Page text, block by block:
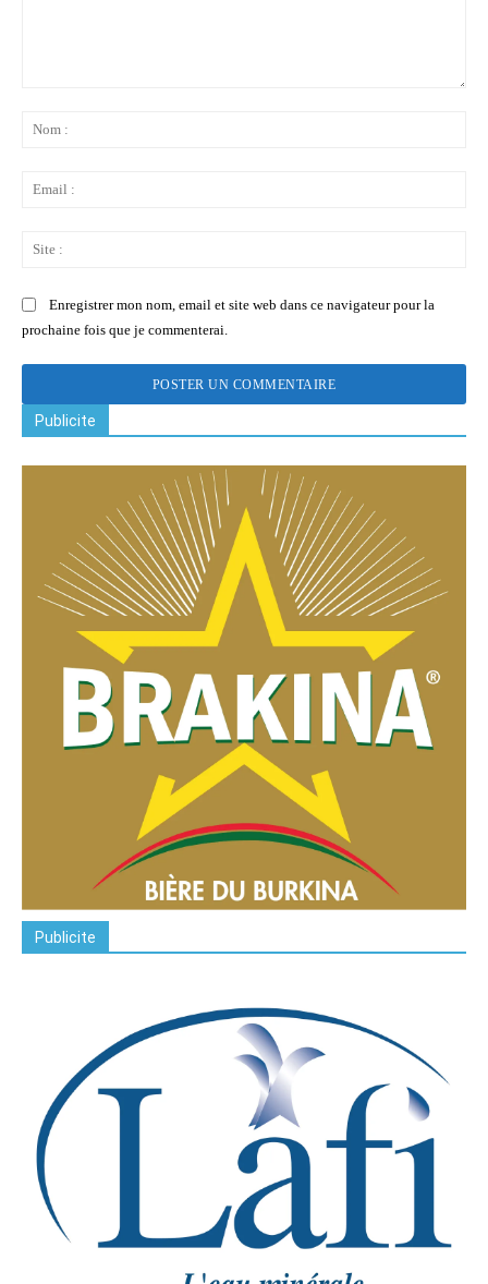
Enregistrer mon nom, email et site web dans ce navigateur pour la
prochaine fois que je commenterai.
Publicite
Publicite